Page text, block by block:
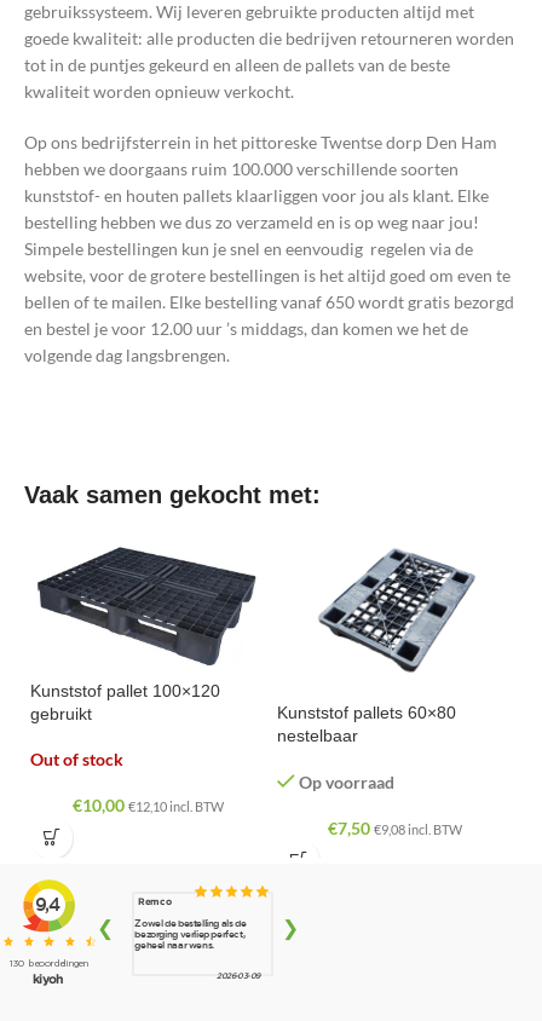
gebruikssysteem. Wij leveren gebruikte producten altijd met
goede kwaliteit: alle producten die bedrijven retourneren worden
tot in de puntjes gekeurd en alleen de pallets van de beste
kwaliteit worden opnieuw verkocht.
Op ons bedrijfsterrein in het pittoreske Twentse dorp Den Ham
hebben we doorgaans ruim 100.000 verschillende soorten
kunststof- en houten pallets klaarliggen voor jou als klant. Elke
bestelling hebben we dus zo verzameld en is op weg naar jou!
Simpele bestellingen kun je snel en eenvoudig regelen via de
website, voor de grotere bestellingen is het altijd goed om even te
bellen of te mailen. Elke bestelling vanaf 650 wordt gratis bezorgd
en bestel je voor 12.00 uur ’s middags, dan komen we het de
volgende dag langsbrengen.
Vaak samen gekocht met:
Kunststof pallet 100×120
gebruikt
Out of stock
€10,00 €12,10incl. BTW
Kunststof pallets 60×80
nestelbaar
Op voorraad
€7,50 €9,08incl. BTW